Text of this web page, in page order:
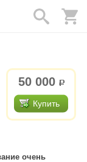
50 000 р.
Купить
очень